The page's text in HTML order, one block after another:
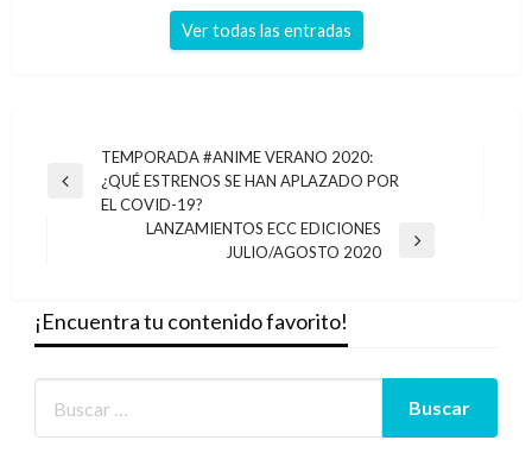
Ver todas las entradas
Navegación
de
Entrada
anterior
TEMPORADA #ANIME VERANO 2020:
¿QUÉ ESTRENOS SE HAN APLAZADO POR
EL COVID-19?
LANZAMIENTOS ECC EDICIONES
JULIO/AGOSTO 2020
¡Encuentra tu contenido favorito!